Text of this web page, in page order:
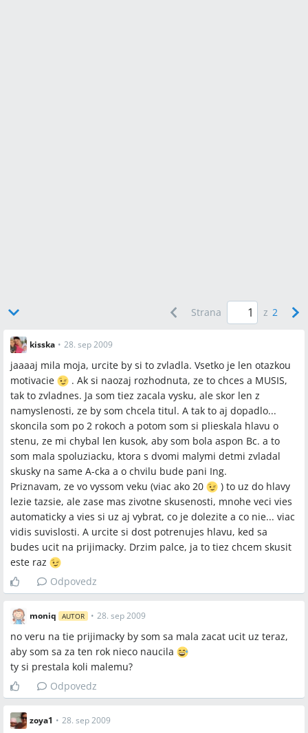
Strana z 2
kisska • 28. sep 2009
jaaaaj mila moja, urcite by si to zvladla. Vsetko je len otazkou
motivacie
. Ak si naozaj rozhodnuta, ze to chces a MUSIS,
tak to zvladnes. Ja som tiez zacala vysku, ale skor len z
namyslenosti, ze by som chcela titul. A tak to aj dopadlo...
skoncila som po 2 rokoch a potom som si plieskala hlavu o
stenu, ze mi chybal len kusok, aby som bola aspon Bc. a to
som mala spoluziacku, ktora s dvomi malymi detmi zvladal
skusky na same A-cka a o chvilu bude pani Ing.
Priznavam, ze vo vyssom veku (viac ako 20
) to uz do hlavy
lezie tazsie, ale zase mas zivotne skusenosti, mnohe veci vies
automaticky a vies si uz aj vybrat, co je dolezite a co nie... viac
vidis suvislosti. A urcite si dost potrenujes hlavu, ked sa
budes ucit na prijimacky. Drzim palce, ja to tiez chcem skusit
este raz
Odpovedz
moniq AUTOR • 28. sep 2009
no veru na tie prijimacky by som sa mala zacat ucit uz teraz,
aby som sa za ten rok nieco naucila
ty si prestala koli malemu?
Odpovedz
zoya1 • 28. sep 2009